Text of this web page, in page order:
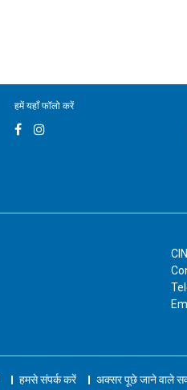
हमें यहाँ फॉलो करें
हमसे संपर्क करें अक्सर पूछे जाने वाले